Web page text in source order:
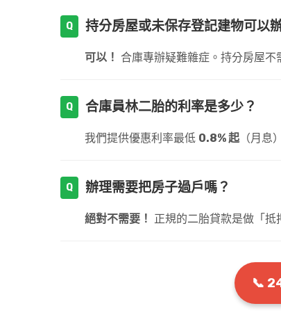
持分房屋或未保存登記建物可以
可以！ 合庫專辦疑難雜症。持分房屋
合庫員林二胎的利率是多少？
我們提供優惠利率最低 0.8% 起（月息
辦理需要把房子過戶嗎？
絕對不需要！ 正規的二胎貸款是做「抵
📞